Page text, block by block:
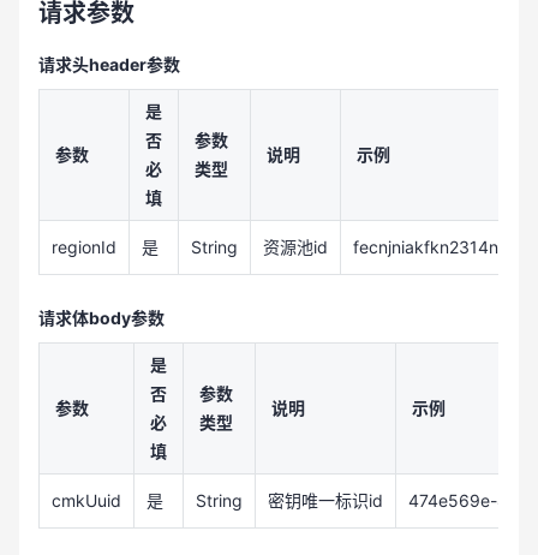
请求参数
请求头header参数
参数
是
否
必
填
参数
类型
说明 示例
regionId 是 String 资源池id
请求体body参数
参数
是
否
必
填
参数
类型
说明 示例
cmkUuid 是 String 密钥唯一标识id 474e569e-